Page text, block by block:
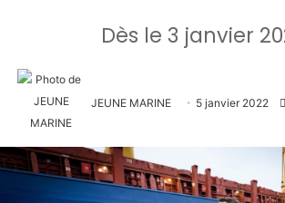
Dès le 3 janvier
JEUNE MARINE 5 janvier 2022